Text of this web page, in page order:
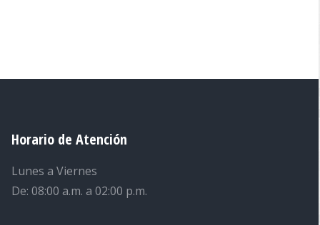
Horario de Atención
Lunes a Viernes
De: 08:00 a.m. a 02:00 p.m.